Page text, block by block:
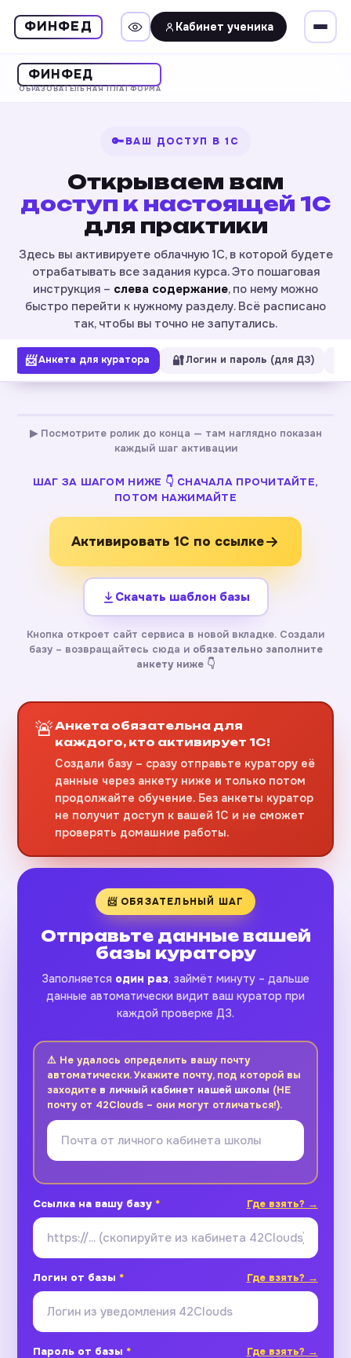
ФИНФЕД Кабинет ученика
ФИНФЕД
ОБРАЗОВАТЕЛЬНАЯ ПЛАТФОРМА
🔑ВАШ ДОСТУП В 1С
Открываем вам
доступ к настоящей 1С
для практики
Здесь вы активируете облачную 1С, в которой будете
отрабатывать все задания курса. Это пошаговая
инструкция – слева содержание, по нему можно
быстро перейти к нужному разделу. Всё расписано
так, чтобы вы точно не запутались.
📨Анкета для куратора 🔐Логин и пароль (для ДЗ)
▶ Посмотрите ролик до конца — там наглядно показан
каждый шаг активации
ШАГ ЗА ШАГОМ НИЖЕ 👇 СНАЧАЛА ПРОЧИТАЙТЕ,
ПОТОМ НАЖИМАЙТЕ
Активировать 1С по ссылке
Скачать шаблон базы
Кнопка откроет сайт сервиса в новой вкладке. Создали
базу – возвращайтесь сюда и обязательно заполните
анкету ниже 👇
🚨Анкета обязательна для
каждого, кто активирует 1С!
Создали базу – сразу отправьте куратору её
данные через анкету ниже и только потом
продолжайте обучение. Без анкеты куратор
не получит доступ к вашей 1С и не сможет
проверять домашние работы.
📨 ОБЯЗАТЕЛЬНЫЙ ШАГ
Отправьте данные вашей
базы куратору
Заполняется один раз, займёт минуту – дальше
данные автоматически видит ваш куратор при
каждой проверке ДЗ.
⚠️ Не удалось определить вашу почту
автоматически. Укажите почту, под которой вы
заходите в личный кабинет нашей школы (НЕ
почту от 42Clouds – они могут отличаться!).
Ссылка на вашу базу * Где взять? →
Логин от базы * Где взять? →
Пароль от базы * Где взять? →